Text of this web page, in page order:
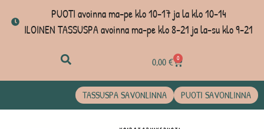
PUOTI avoinna ma-pe klo 10-17 ja la klo 10-14
ILOINEN TASSUSPA avoinna ma-pe klo 8-21 ja la-su klo 9-21
0,00€ 0
TASSUSPA SAVONLINNA PUOTI SAVONLINNA